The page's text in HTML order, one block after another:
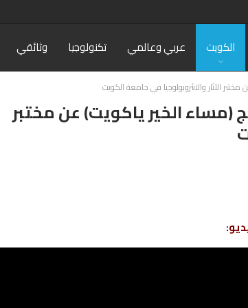
الكويت عربي وعالمي تكنولوجيا وثائقي
الآثار والانثروبولوجيا في جامعة الكويت
(مساء الخير ياكويت) عن مختبر